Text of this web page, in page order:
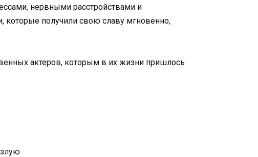
нервными расстройствами и
которые получили свою славу мгновенно,
актеров, которым в их жизни пришлось